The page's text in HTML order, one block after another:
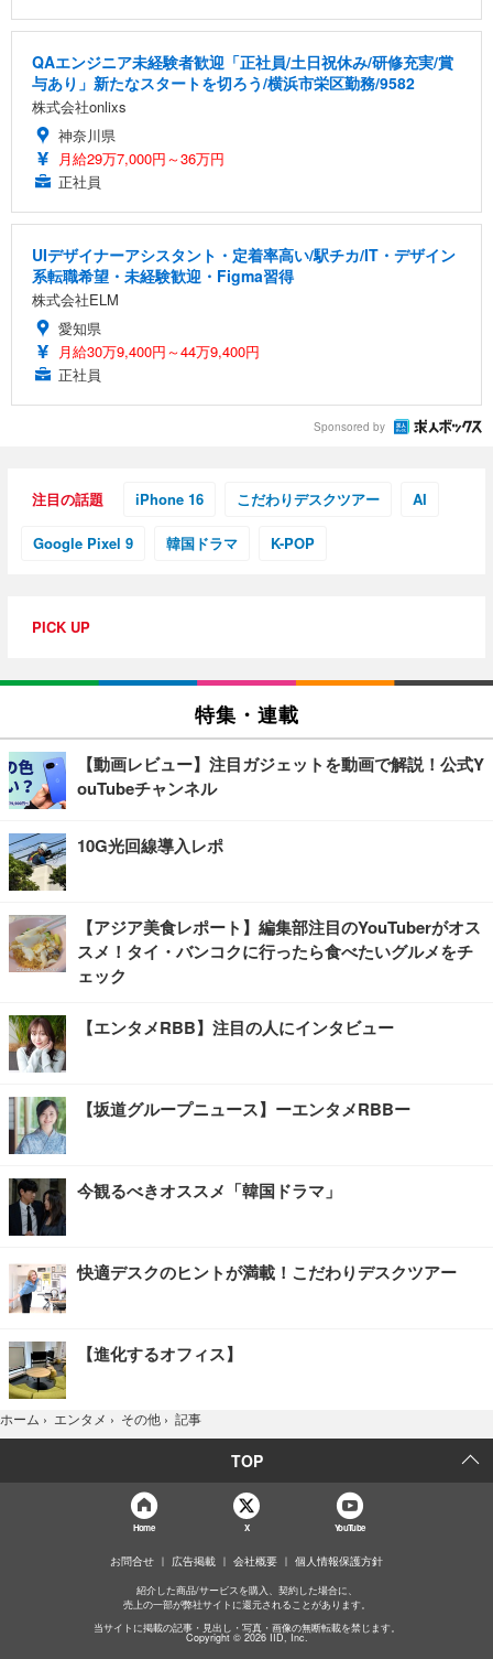
QAエンジニア未経験者歓迎「正社員/土日祝休み/研修充実/賞
与あり」新たなスタートを切ろう/横浜市栄区勤務/9582
株式会社onlixs
神奈川県
月給29万7,000円～36万円
正社員
UIデザイナーアシスタント・定着率高い/駅チカ/IT・デザイン
系転職希望・未経験歓迎・Figma習得
株式会社ELM
愛知県
月給30万9,400円～44万9,400円
正社員
Sponsored by
注目の話題 iPhone 16 こだわりデスクツアー AI
Google Pixel 9 韓国ドラマ K-POP
PICK UP
特集・連載
【動画レビュー】注目ガジェットを動画で解説！公式Y
ouTubeチャンネル
10G光回線導入レポ
【アジア美食レポート】編集部注目のYouTuberがオス
スメ！タイ・バンコクに行ったら食べたいグルメをチ
ェック
【エンタメRBB】注目の人にインタビュー
【坂道グループニュース】ーエンタメRBBー
今観るべきオススメ「韓国ドラマ」
快適デスクのヒントが満載！こだわりデスクツアー
【進化するオフィス】
ホーム › エンタメ › その他 › 記事
TOP
Home X YouTube
お問合せ 広告掲載 会社概要 個人情報保護方針
紹介した商品/サービスを購入、契約した場合に、
売上の一部が弊社サイトに還元されることがあります。
当サイトに掲載の記事・見出し・写真・画像の無断転載を禁じます。
Copyright © 2026 IID, Inc.